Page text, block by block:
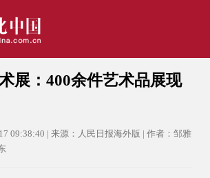
展：400余件艺术品展现
09:38:40 | 来源：人民日报海外版 | 作者：邹雅